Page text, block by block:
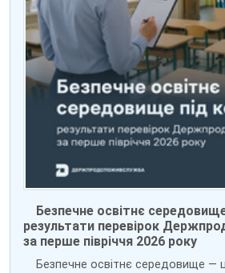
Безпечне освітнє
результати перевірок
за перше півріччя 2026 року
Безпечне освітнє середовище —